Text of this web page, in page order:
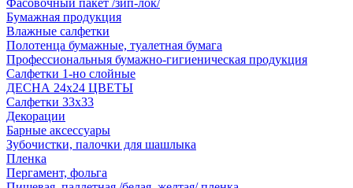
Фасовочный пакет /зип-лок/
Бумажная продукция
Влажные салфетки
Полотенца бумажные, туалетная бумага
Профессиональныя бумажно-гигиеническая продукция
Салфетки 1-но слойные
ДЕСНА 24х24 ЦВЕТЫ
Салфетки 33х33
Декорации
Барные аксессуары
Зубочистки, палочки для шашлыка
Пленка
Пергамент, фольга